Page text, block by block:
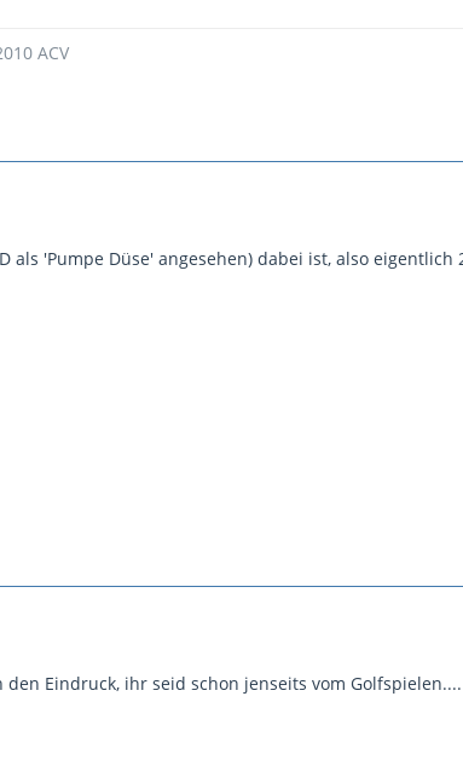
ACV
als 'Pumpe Düse' angesehen) dabei ist, also eigentlich
den Eindruck, ihr seid schon jenseits vom